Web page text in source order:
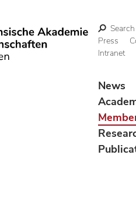
Search
Press
Intranet
News